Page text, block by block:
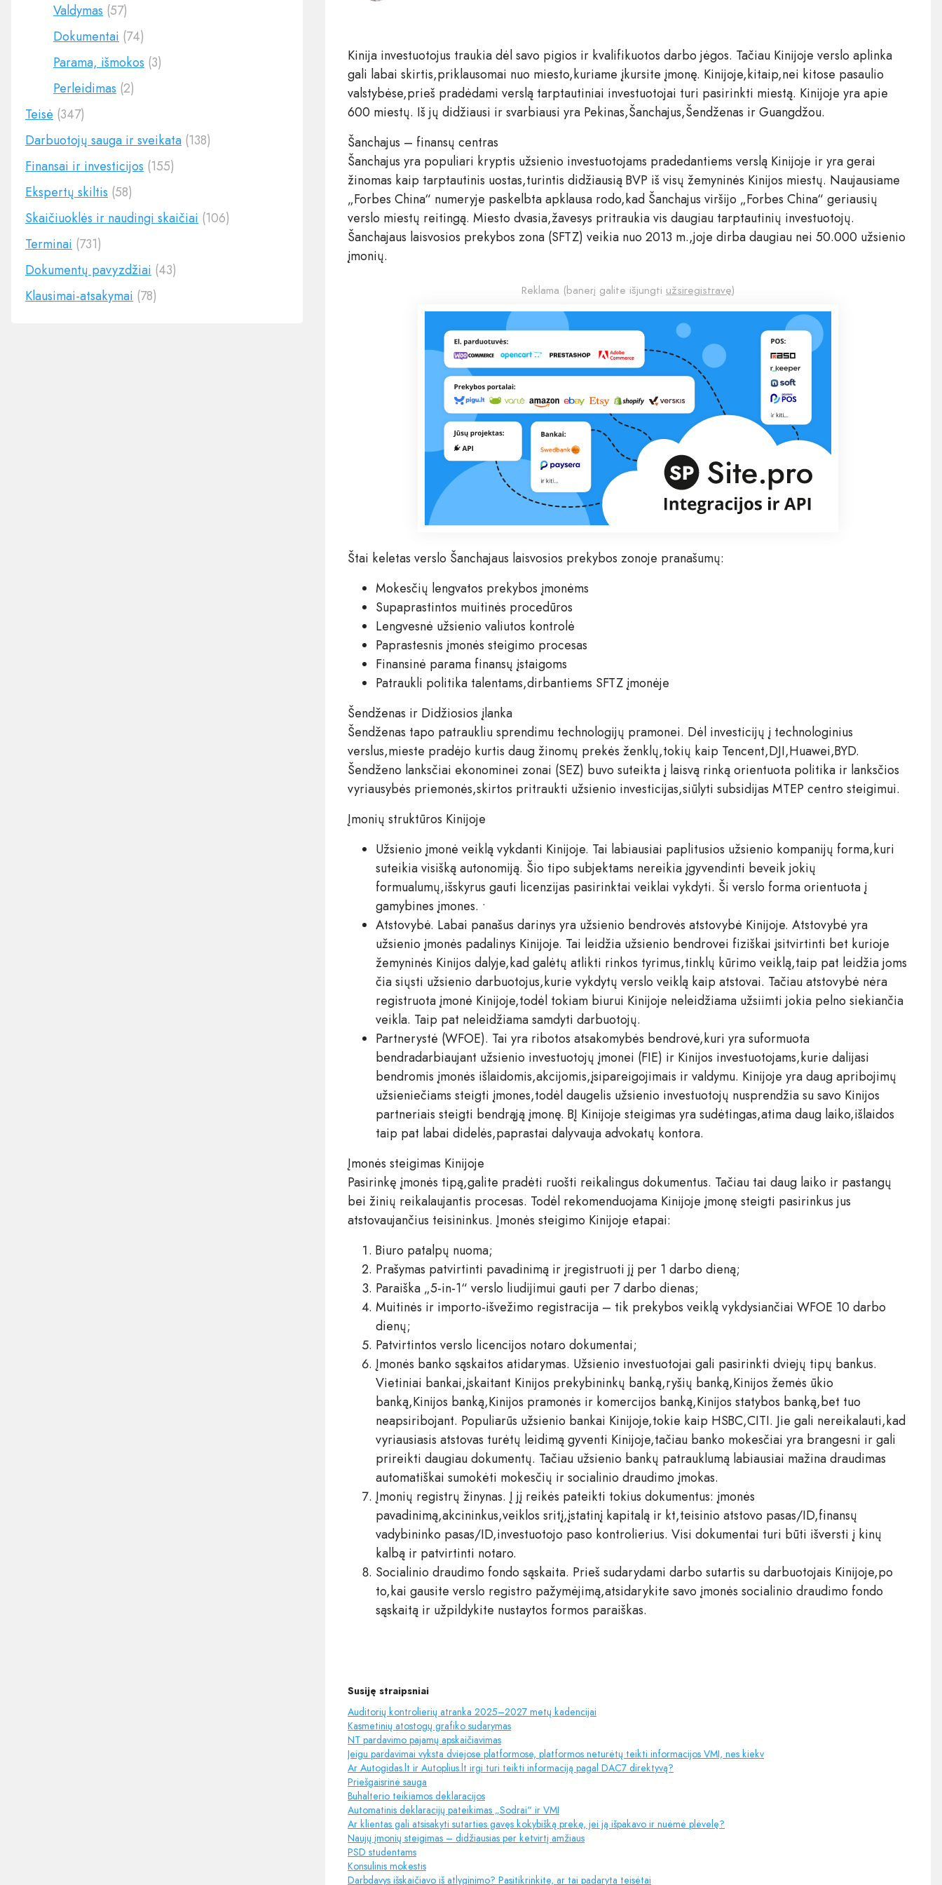
Valdymas (57)
Dokumentai (74)
Parama, išmokos (3)
Perleidimas (2)
Teisė (347)
Darbuotojų sauga ir sveikata (138)
Finansai ir investicijos (155)
Ekspertų skiltis (58)
Skaičiuoklės ir naudingi skaičiai (106)
Terminai (731)
Dokumentų pavyzdžiai (43)
Klausimai-atsakymai (78)
Kinija investuotojus traukia dėl savo pigios ir kvalifikuotos darbo jėgos. Tačiau Kinijoje verslo aplinka
gali labai skirtis,priklausomai nuo miesto,kuriame įkursite įmonę. Kinijoje,kitaip,nei kitose pasaulio
valstybėse,prieš pradėdami verslą tarptautiniai investuotojai turi pasirinkti miestą. Kinijoje yra apie
600 miestų. Iš jų didžiausi ir svarbiausi yra Pekinas,Šanchajus,Šendženas ir Guangdžou.
Šanchajus – finansų centras
Šanchajus yra populiari kryptis užsienio investuotojams pradedantiems verslą Kinijoje ir yra gerai
žinomas kaip tarptautinis uostas,turintis didžiausią BVP iš visų žemyninės Kinijos miestų. Naujausiame
„Forbes China“ numeryje paskelbta apklausa rodo,kad Šanchajus viršijo „Forbes China“ geriausių
verslo miestų reitingą. Miesto dvasia,žavesys pritraukia vis daugiau tarptautinių investuotojų.
Šanchajaus laisvosios prekybos zona (SFTZ) veikia nuo 2013 m.,joje dirba daugiau nei 50.000 užsienio
įmonių.
Reklama (banerį galite išjungti užsiregistravę)
Štai keletas verslo Šanchajaus laisvosios prekybos zonoje pranašumų:
Mokesčių lengvatos prekybos įmonėms
Supaprastintos muitinės procedūros
Lengvesnė užsienio valiutos kontrolė
Paprastesnis įmonės steigimo procesas
Finansinė parama finansų įstaigoms
Patraukli politika talentams,dirbantiems SFTZ įmonėje
Šendženas ir Didžiosios įlanka
Šendženas tapo patraukliu sprendimu technologijų pramonei. Dėl investicijų į technologinius
verslus,mieste pradėjo kurtis daug žinomų prekės ženklų,tokių kaip Tencent,DJI,Huawei,BYD.
Šendženo lanksčiai ekonominei zonai (SEZ) buvo suteikta į laisvą rinką orientuota politika ir lanksčios
vyriausybės priemonės,skirtos pritraukti užsienio investicijas,siūlyti subsidijas MTEP centro steigimui.
Įmonių struktūros Kinijoje
Užsienio įmonė veiklą vykdanti Kinijoje. Tai labiausiai paplitusios užsienio kompanijų forma,kuri
suteikia visišką autonomiją. Šio tipo subjektams nereikia įgyvendinti beveik jokių
formualumų,išskyrus gauti licenzijas pasirinktai veiklai vykdyti. Ši verslo forma orientuota į
gamybines įmones. •
Atstovybė. Labai panašus darinys yra užsienio bendrovės atstovybė Kinijoje. Atstovybė yra
užsienio įmonės padalinys Kinijoje. Tai leidžia užsienio bendrovei fiziškai įsitvirtinti bet kurioje
žemyninės Kinijos dalyje,kad galėtų atlikti rinkos tyrimus,tinklų kūrimo veiklą,taip pat leidžia joms
čia siųsti užsienio darbuotojus,kurie vykdytų verslo veiklą kaip atstovai. Tačiau atstovybė nėra
registruota įmonė Kinijoje,todėl tokiam biurui Kinijoje neleidžiama užsiimti jokia pelno siekiančia
veikla. Taip pat neleidžiama samdyti darbuotojų.
Partnerystė (WFOE). Tai yra ribotos atsakomybės bendrovė,kuri yra suformuota
bendradarbiaujant užsienio investuotojų įmonei (FIE) ir Kinijos investuotojams,kurie dalijasi
bendromis įmonės išlaidomis,akcijomis,įsipareigojimais ir valdymu. Kinijoje yra daug apribojimų
užsieniečiams steigti įmones,todėl daugelis užsienio investuotojų nusprendžia su savo Kinijos
partneriais steigti bendrąją įmonę. BĮ Kinijoje steigimas yra sudėtingas,atima daug laiko,išlaidos
taip pat labai didelės,paprastai dalyvauja advokatų kontora.
Įmonės steigimas Kinijoje
Pasirinkę įmonės tipą,galite pradėti ruošti reikalingus dokumentus. Tačiau tai daug laiko ir pastangų
bei žinių reikalaujantis procesas. Todėl rekomenduojama Kinijoje įmonę steigti pasirinkus jus
atstovaujančius teisininkus. Įmonės steigimo Kinijoje etapai:
Biuro patalpų nuoma;
Prašymas patvirtinti pavadinimą ir įregistruoti jį per 1 darbo dieną;
Paraiška „5-in-1“ verslo liudijimui gauti per 7 darbo dienas;
Muitinės ir importo-išvežimo registracija – tik prekybos veiklą vykdysiančiai WFOE 10 darbo
dienų;
Patvirtintos verslo licencijos notaro dokumentai;
Įmonės banko sąskaitos atidarymas. Užsienio investuotojai gali pasirinkti dviejų tipų bankus.
Vietiniai bankai,įskaitant Kinijos prekybininkų banką,ryšių banką,Kinijos žemės ūkio
banką,Kinijos banką,Kinijos pramonės ir komercijos banką,Kinijos statybos banką,bet tuo
neapsiribojant. Populiarūs užsienio bankai Kinijoje,tokie kaip HSBC,CITI. Jie gali nereikalauti,kad
vyriausiasis atstovas turėtų leidimą gyventi Kinijoje,tačiau banko mokesčiai yra brangesni ir gali
prireikti daugiau dokumentų. Tačiau užsienio bankų patrauklumą labiausiai mažina draudimas
automatiškai sumokėti mokesčių ir socialinio draudimo įmokas.
Įmonių registrų žinynas. Į jį reikės pateikti tokius dokumentus: įmonės
pavadinimą,akcininkus,veiklos sritį,įstatinį kapitalą ir kt,teisinio atstovo pasas/ID,finansų
vadybininko pasas/ID,investuotojo paso kontrolierius. Visi dokumentai turi būti išversti į kinų
kalbą ir patvirtinti notaro.
Socialinio draudimo fondo sąskaita. Prieš sudarydami darbo sutartis su darbuotojais Kinijoje,po
to,kai gausite verslo registro pažymėjimą,atsidarykite savo įmonės socialinio draudimo fondo
sąskaitą ir užpildykite nustaytos formos paraiškas.
Susiję straipsniai
Auditorių kontrolierių atranka 2025–2027 metų kadencijai
Kasmetinių atostogų grafiko sudarymas
NT pardavimo pajamų apskaičiavimas
Jeigu pardavimai vyksta dviejose platformose, platformos neturėtų teikti informacijos VMI, nes kiekv
Ar Autogidas.lt ir Autoplius.lt irgi turi teikti informaciją pagal DAC7 direktyvą?
Priešgaisrinė sauga
Buhalterio teikiamos deklaracijos
Automatinis deklaracijų pateikimas „Sodrai“ ir VMI
Ar klientas gali atsisakyti sutarties gavęs kokybišką prekę, jei ją išpakavo ir nuėmė plėvelę?
Naujų įmonių steigimas – didžiausias per ketvirtį amžiaus
PSD studentams
Konsulinis mokestis
Darbdavys išskaičiavo iš atlyginimo? Pasitikrinkite, ar tai padaryta teisėtai